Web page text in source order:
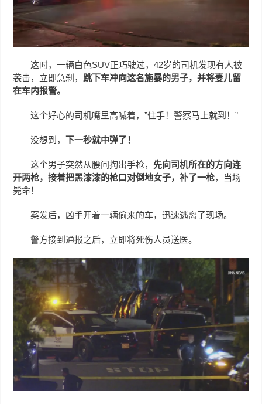
这时，一辆白色SUV正巧驶过，42岁的司机发现有人被
袭击，立即急刹， 跳下车冲向这名施暴的男子，并将妻儿留
在车内报警。
这个好心的司机嘴里高喊着，”住手！警察马上就到！”
没想到，下一秒就中弹了！
这个男子突然从腰间掏出手枪， 先向司机所在的方向连
开两枪，接着把黑漆漆的枪口对倒地女子，补了一枪，当场
毙命！
案发后，凶手开着一辆偷来的车，迅速逃离了现场。
警方接到通报之后，立即将死伤人员送医。